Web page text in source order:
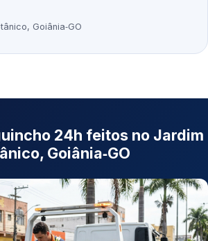
Goiânia‑GO
24h feitos no Jardim
Goiânia‑GO